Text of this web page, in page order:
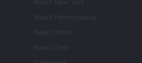
Newz Pennsylvania
Newz Illinois
Newz Ohio